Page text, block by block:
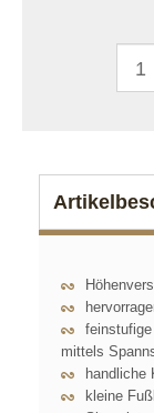
feinstufige
mittels
handliche
kleine